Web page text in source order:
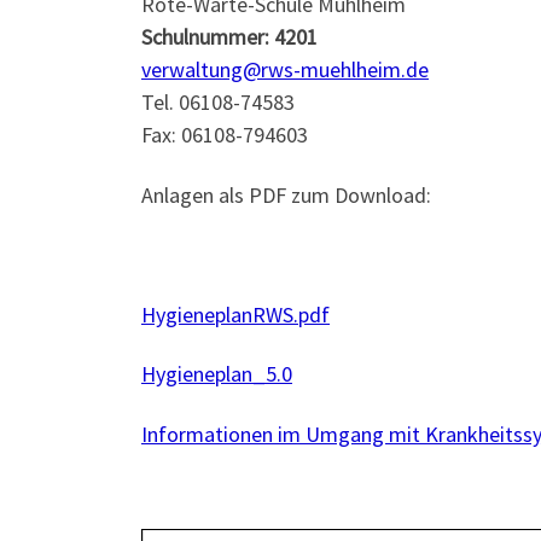
Schulnummer: 4201
verwaltung@rws-muehlheim.de
Tel. 06108-74583
Fax: 06108-794603
Anlagen als PDF zum Download:
HygieneplanRWS.pdf
Hygieneplan_5.0
Informationen im Umgang mit